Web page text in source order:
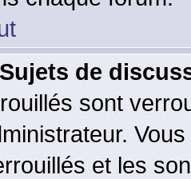
de
sont
et les